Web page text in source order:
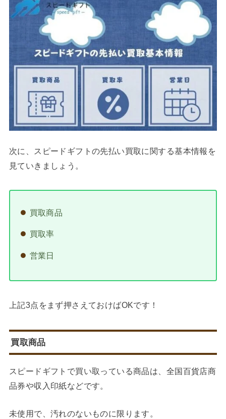
次に、スピードギフトの先払い買取に関する基本情報を
見ていきましょう。
買取商品
買取率
営業日
上記3点をまず押さえておけばOKです！
買取商品
スピードギフトで買い取っている商品は、全国百貨店商
品券や収入印紙などです。
未使用で、汚れのないものに限ります。